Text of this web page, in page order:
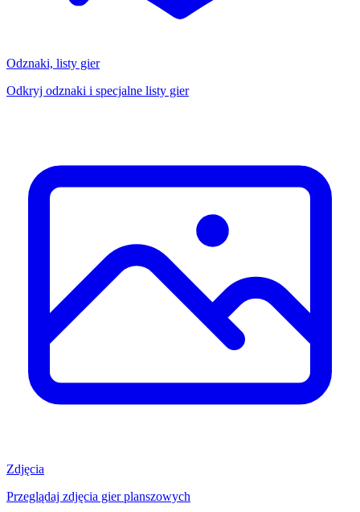
Odznaki, listy gier
Odkryj odznaki i specjalne listy gier
Zdjęcia
Przeglądaj zdjęcia gier planszowych